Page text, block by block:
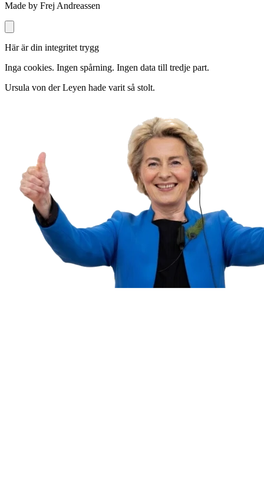
Made by Frej Andreassen
Här är din integritet trygg
Inga cookies. Ingen spårning. Ingen data till tredje part.
Ursula von der Leyen hade varit så stolt.